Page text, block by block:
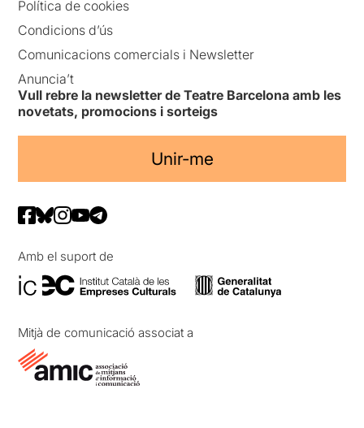
Política de cookies
Condicions d’ús
Comunicacions comercials i Newsletter
Anuncia’t
Vull rebre la newsletter de Teatre Barcelona amb les
novetats, promocions i sorteigs
Unir-me
Amb el suport de
Mitjà de comunicació associat a